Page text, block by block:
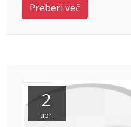
Preberi več
2
apr.